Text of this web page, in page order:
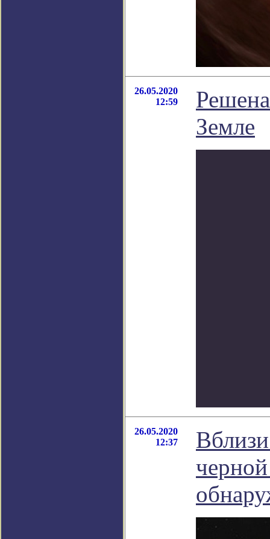
26.05.2020
12:59
Земле
26.05.2020
12:37